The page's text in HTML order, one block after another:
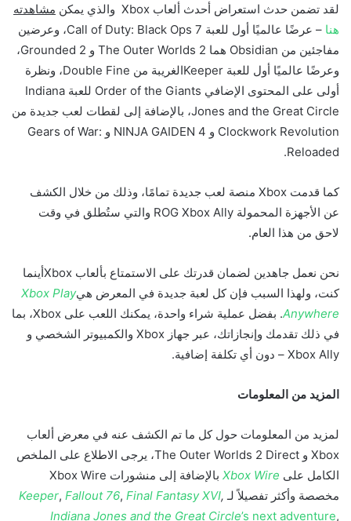
لقد تضمن حدث استعراض أحدث ألعاب Xbox والذي يمكن
مشاهدته
هنا
– عرضًا عالميًا أول للعبة Call of Duty: Black Ops 7، وعرضين
مفاجئين من Obsidian هما The Outer Worlds 2 و Grounded 2،
وعرضًا عالميًا أول للعبة Keeperالغريبة من Double Fine، ونظرة
أولى على المحتوى الإضافي Order of the Giants للعبة Indiana
Jones and the Great Circle، بالإضافة إلى لقطات لعب جديدة من
Clockwork Revolution و NINJA GAIDEN 4 و Gears of War:
Reloaded.
كما قدمت Xbox منصة لعب جديدة تمامًا، وذلك من خلال الكشف
عن الأجهزة المحمولة ROG Xbox Ally والتي ستُطلق في وقت
لاحق من هذا العام.
نحن نعمل جاهدين لضمان قدرتك على الاستمتاع بألعاب Xboxأينما
كنت، ولهذا السبب فإن كل لعبة جديدة في المعرض هيXbox Play
Anywhere
. بفضل عملية شراء واحدة، يمكنك اللعب على Xbox، بما
في ذلك تقدمك وإنجازاتك، عبر جهاز Xbox والكمبيوتر الشخصي و
Xbox Ally – دون أي تكلفة إضافية.
المزيد من المعلومات
لمزيد من المعلومات حول كل ما تم الكشف عنه في معرض ألعاب
Xbox و The Outer Worlds 2 Direct، يرجى الاطلاع على الملخص
الكامل على Xbox Wire
بالإضافة إلى منشورات Xbox Wire
مخصصة وأكثر تفصيلاً لـ
Keeper, Fallout 76, Final Fantasy XVI,
Indiana Jones and the Great Circle’s next adventure,